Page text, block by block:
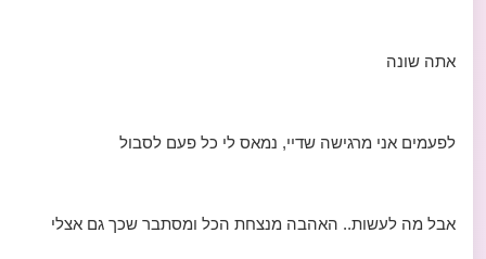
אתה שונה
לפעמים אני מרגישה שדיי, נמאס לי כל פעם לסבול
אבל מה לעשות.. האהבה מנצחת הכל ומסתבר שכך גם אצלי